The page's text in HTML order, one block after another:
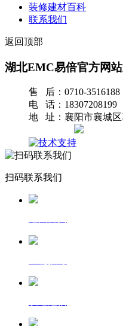
装修建材百科
联系我们
返回顶部
湖北EMC易倍官方网
售 后：0710-3516188
电 话：18307208199
地 址：襄阳市襄城区
扫码联系我们